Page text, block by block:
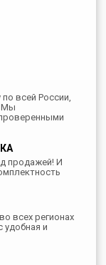
всей России,
Мы
продажей! И
всех регионах
удобная и